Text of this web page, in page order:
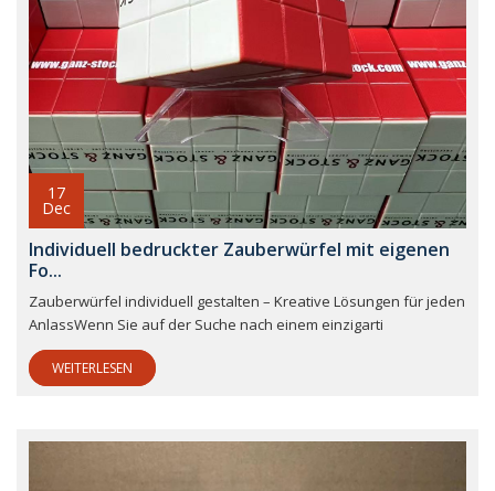
17
Dec
Individuell bedruckter Zauberwürfel mit eigenen
Fo...
Zauberwürfel individuell gestalten – Kreative Lösungen für jeden
AnlassWenn Sie auf der Suche nach einem einzigarti
WEITERLESEN